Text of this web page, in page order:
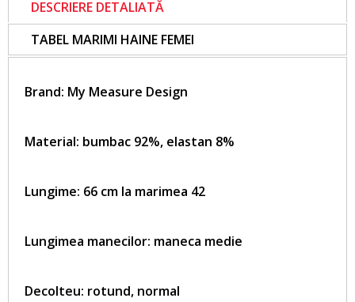
DESCRIERE DETALIATĂ
TABEL MARIMI HAINE FEMEI
Brand: My Measure Design
Material: bumbac 92%, elastan 8%
Lungime: 66 cm la marimea 42
Lungimea manecilor: maneca medie
Decolteu: rotund, normal